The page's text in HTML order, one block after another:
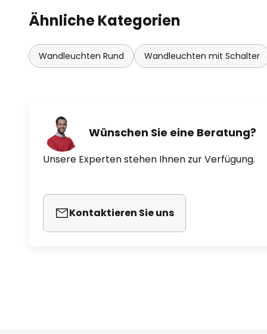
Ähnliche Kategorien
Wandleuchten Rund Wandleuchten mit Schalter
Wünschen Sie eine Beratung?
Unsere Experten stehen Ihnen zur Verfügung.
Kontaktieren Sie uns